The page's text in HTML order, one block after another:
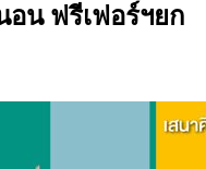
น ฟรีเฟอร์ฯยก